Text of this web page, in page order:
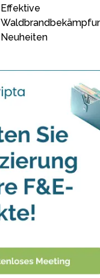
Effektive
Neuheiten